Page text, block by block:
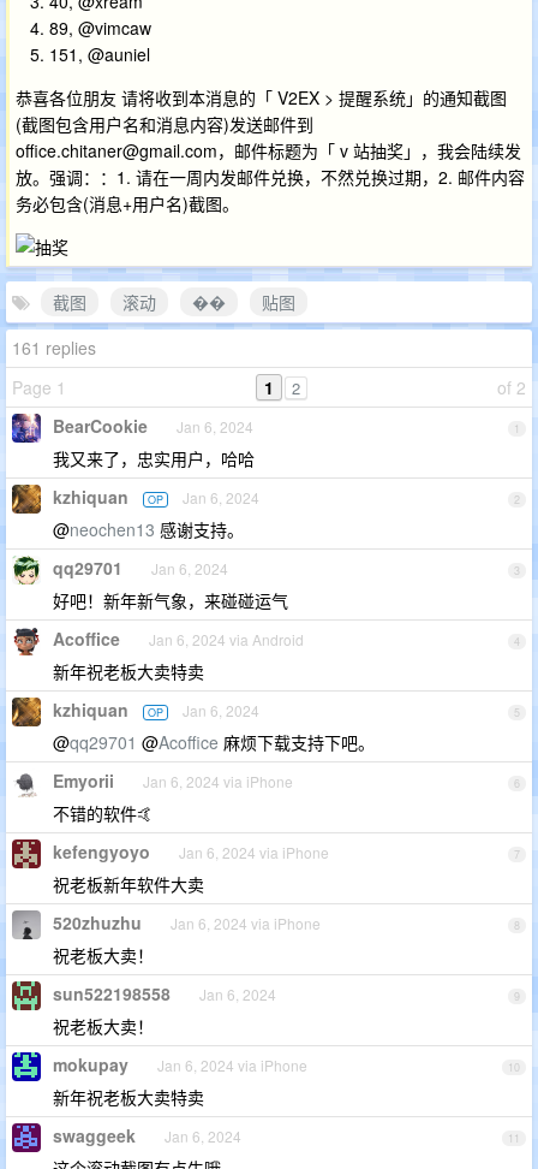
89, @vimcaw
151, @auniel
恭喜各位朋友 请将收到本消息的「 V2EX > 提醒系统」的通知截图
(截图包含用户名和消息内容)发送邮件到
office.chitaner@gmail.com，邮件标题为「 v 站抽奖」，我会陆续发
放。强调：：1. 请在一周内发邮件兑换，不然兑换过期，2. 邮件内容
务必包含(消息+用户名)截图。
截图 滚动 ��
贴图
161 replies
Page 1
of 2
1 2
1
BearCookie Jan 6, 2024
我又来了，忠实用户，哈哈
2
kzhiquan OP Jan 6, 2024
@neochen13 感谢支持。
3
qq29701 Jan 6, 2024
好吧！新年新气象，来碰碰运气
4
Acoffice Jan 6, 2024 via Android
新年祝老板大卖特卖
5
kzhiquan OP Jan 6, 2024
@qq29701 @Acoffice 麻烦下载支持下吧。
6
Emyorii Jan 6, 2024 via iPhone
不错的软件🤙
7
kefengyoyo Jan 6, 2024 via iPhone
祝老板新年软件大卖
8
520zhuzhu Jan 6, 2024 via iPhone
祝老板大卖！
9
sun522198558 Jan 6, 2024
祝老板大卖！
10
mokupay Jan 6, 2024 via iPhone
新年祝老板大卖特卖
11
swaggeek Jan 6, 2024